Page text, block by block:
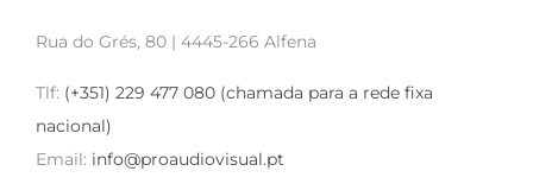
Rua do Grés, 80 | 4445-266 Alfena
Tlf: (+351) 229 477 080 (chamada para a rede fixa
nacional)
Email: info@proaudiovisual.pt